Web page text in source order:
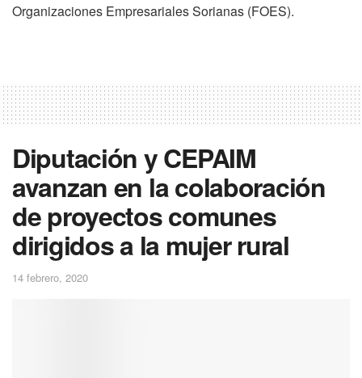
Organizaciones Empresariales Sorianas (FOES).
Diputación y CEPAIM
avanzan en la colaboración
de proyectos comunes
dirigidos a la mujer rural
14 febrero, 2020